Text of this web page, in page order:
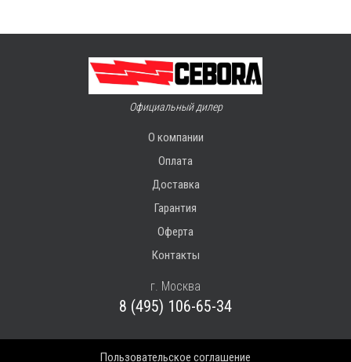
Официальный дилер
О компании
Оплата
Доставка
Гарантия
Оферта
Контакты
г. Москва
8 (495) 106-65-34
Пользовательское соглашение